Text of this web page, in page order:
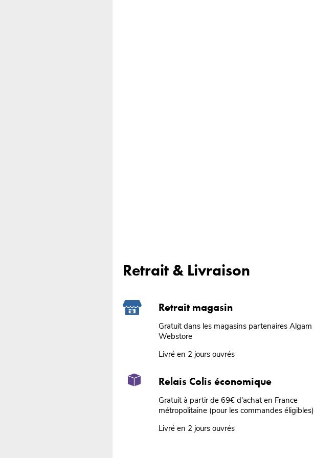
Retrait & Livraison
Retrait magasin
Gratuit dans les magasins partenaires Algam
Webstore
Livré en 2 jours ouvrés
Relais Colis économique
Gratuit à partir de 69€ d'achat en France
métropolitaine (pour les commandes éligibles)
Livré en 2 jours ouvrés